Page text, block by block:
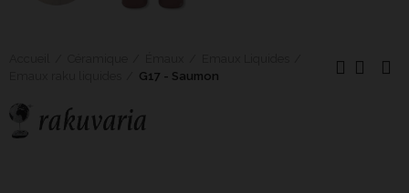
G17 - Saumon